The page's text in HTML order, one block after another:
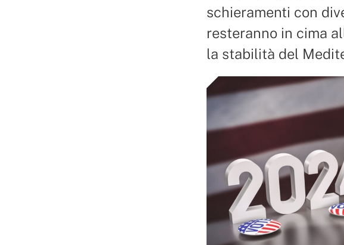
schieramenti con
resteranno in cima
la stabilità del